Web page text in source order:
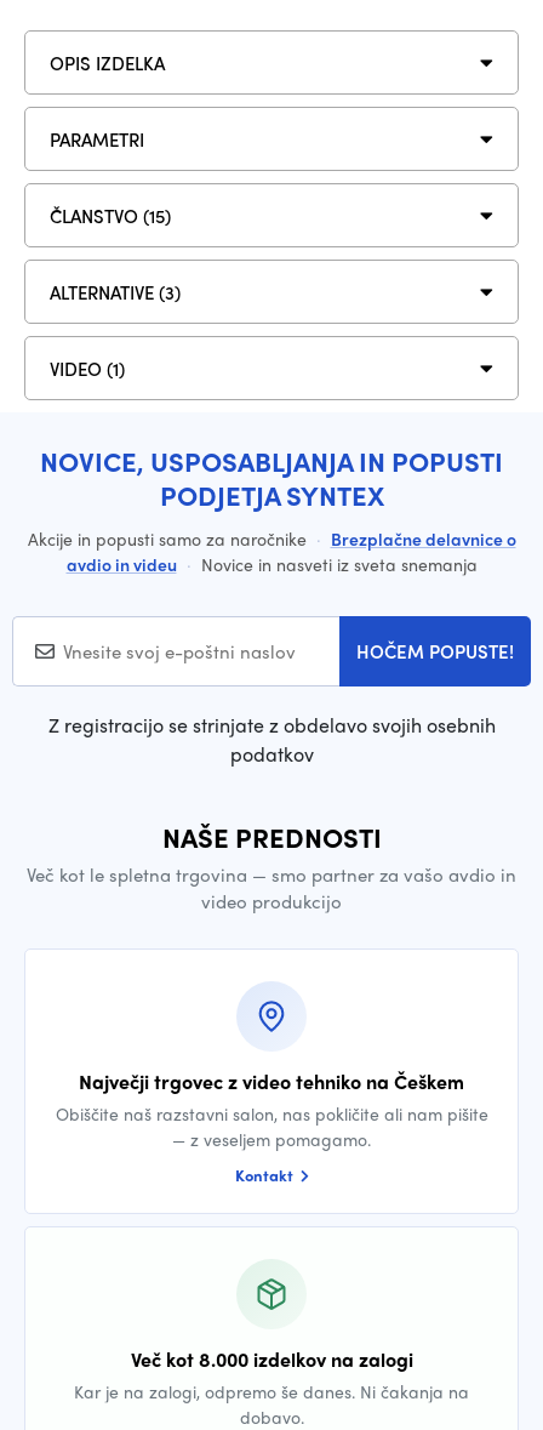
OPIS IZDELKA
PARAMETRI
ČLANSTVO (15)
ALTERNATIVE (3)
VIDEO (1)
NOVICE, USPOSABLJANJA IN POPUSTI
PODJETJA SYNTEX
Akcije in popusti samo za naročnike · Brezplačne delavnice o
avdio in videu · Novice in nasveti iz sveta snemanja
HOČEM POPUSTE!
Z registracijo se strinjate z obdelavo svojih osebnih
podatkov
NAŠE PREDNOSTI
Več kot le spletna trgovina — smo partner za vašo avdio in
video produkcijo
Največji trgovec z video tehniko na Češkem
Obiščite naš razstavni salon, nas pokličite ali nam pišite
— z veseljem pomagamo.
Kontakt
Več kot 8.000 izdelkov na zalogi
Kar je na zalogi, odpremo še danes. Ni čakanja na
dobavo.